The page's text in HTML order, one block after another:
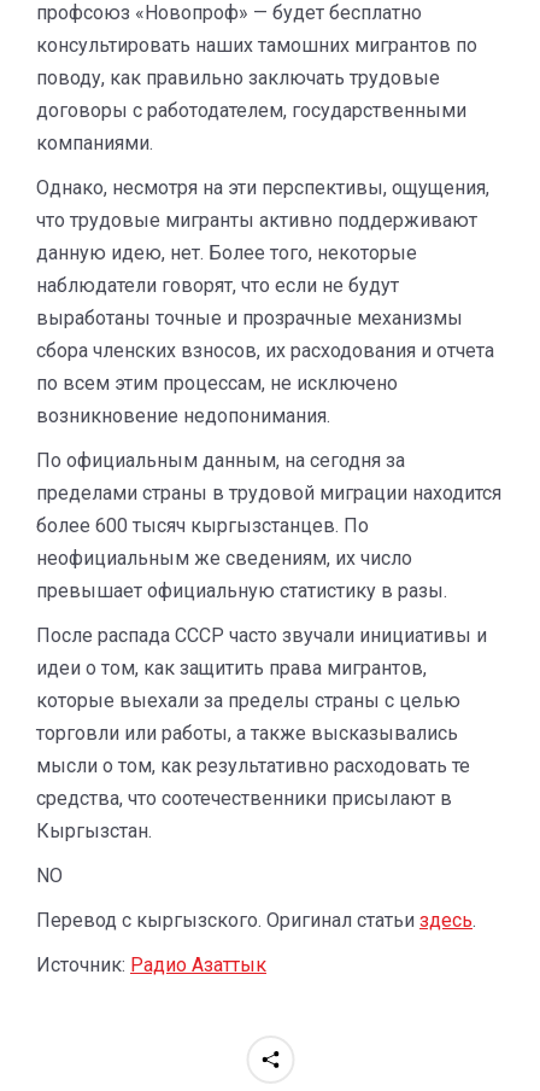
профсоюз «Новопроф» — будет бесплатно
консультировать наших тамошних мигрантов по
поводу, как правильно заключать трудовые
договоры с работодателем, государственными
компаниями.
Однако, несмотря на эти перспективы, ощущения,
что трудовые мигранты активно поддерживают
данную идею, нет. Более того, некоторые
наблюдатели говорят, что если не будут
выработаны точные и прозрачные механизмы
сбора членских взносов, их расходования и отчета
по всем этим процессам, не исключено
возникновение недопонимания.
По официальным данным, на сегодня за
пределами страны в трудовой миграции находится
более 600 тысяч кыргызстанцев. По
неофициальным же сведениям, их число
превышает официальную статистику в разы.
После распада СССР часто звучали инициативы и
идеи о том, как защитить права мигрантов,
которые выехали за пределы страны с целью
торговли или работы, а также высказывались
мысли о том, как результативно расходовать те
средства, что соотечественники присылают в
Кыргызстан.
NO
Перевод с кыргызского. Оригинал статьи здесь.
Источник: Радио Азаттык